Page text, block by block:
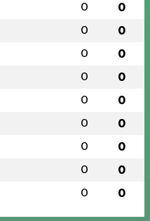
0 0
0 0
0 0
0 0
0 0
0 0
0 0
0 0
0 0